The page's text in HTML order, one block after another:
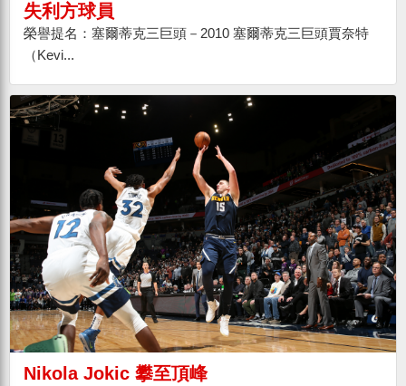
失利方球員
榮譽提名：塞爾蒂克三巨頭－2010 塞爾蒂克三巨頭賈奈特
（Kevi...
Nikola Jokic 攀至頂峰